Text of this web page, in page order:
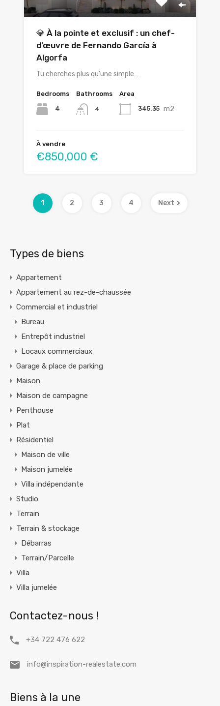
💎 À la pointe et exclusif : un chef-
d’œuvre de Fernando García à
Algorfa
Tu cherches plus qu’une simple…
Bedrooms
4
Bathrooms
4
Area
345.35 m2
À vendre
€850,000 €
1 2 3 4 Next
Types de biens
Appartement
Appartement au rez-de-chaussée
Commercial et industriel
Bureau
Entrepôt industriel
Locaux commerciaux
Garage & place de parking
Maison
Maison de campagne
Penthouse
Plat
Résidentiel
Maison de ville
Maison jumelée
Villa indépendante
Studio
Terrain
Terrain & stockage
Débarras
Terrain/Parcelle
Villa
Villa jumelée
Contactez-nous !
+34 722 476 622
info@inspiration-realestate.com
Biens à la une